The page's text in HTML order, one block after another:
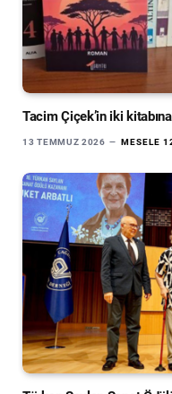
Tacim Çiçek’in iki
13 TEMMUZ 2026 MESELE